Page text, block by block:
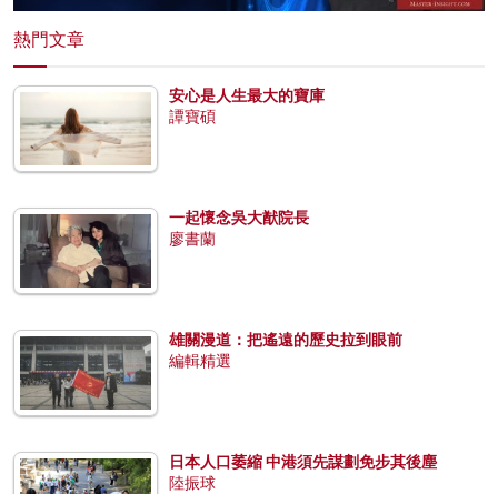
熱門文章
安心是人生最大的寶庫
譚寶碩
一起懷念吳大猷院長
廖書蘭
雄關漫道：把遙遠的歷史拉到眼前
編輯精選
日本人口萎縮 中港須先謀劃免步其後塵
陸振球